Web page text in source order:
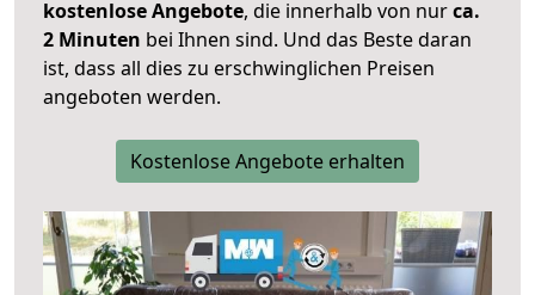
kostenlose Angebote, die innerhalb von nurca.
2 Minuten bei Ihnen sind. Und das Beste daran
ist, dass all dies zu erschwinglichen Preisen
angeboten werden.
Kostenlose Angebote erhalten